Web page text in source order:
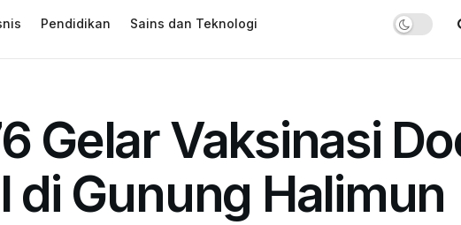
Pendidikan Sains dan Teknologi
Gelar Vaksinasi
di Gunung Halimun